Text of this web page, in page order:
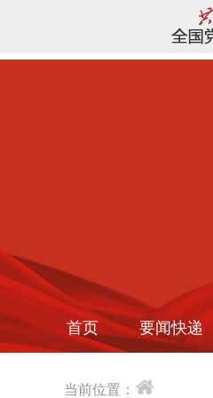
首页 要闻快递
当前位置：